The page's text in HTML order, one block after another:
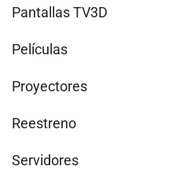
Pantallas TV3D
Películas
Proyectores
Reestreno
Servidores